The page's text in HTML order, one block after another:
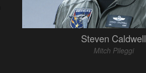
Steven Caldwell
Mitch Pileggi